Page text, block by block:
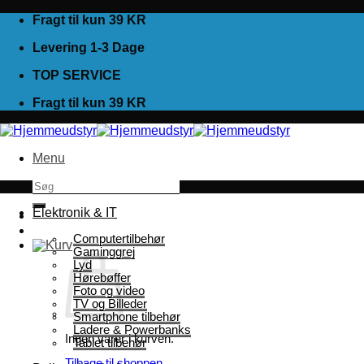
Fortsæt
indhold
Fragt til kun 39 KR
Levering 1-3 Dage
TOP SERVICE
Fragt til kun 39 KR
Menu
Søg
Ingen varer i kurven.
Elektronik & IT
Computertilbehør
Gaminggrej
Lyd
Hørebøffer
Foto og video
TV og Billeder
Smartphone tilbehør
Ladere & Powerbanks
Tablet tilbehør